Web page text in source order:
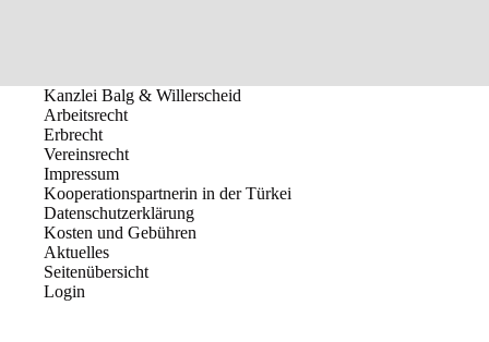
Kanzlei Balg & Willerscheid
Arbeitsrecht
Erbrecht
Vereinsrecht
Impressum
Kooperationspartnerin in der Türkei
Datenschutzerklärung
Kosten und Gebühren
Aktuelles
Seitenübersicht
Login